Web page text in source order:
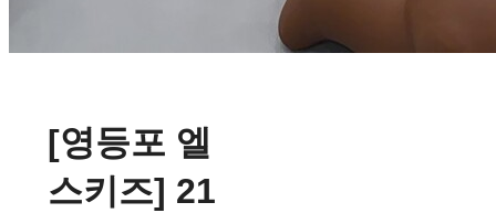
[영등포 엘
스키즈] 21